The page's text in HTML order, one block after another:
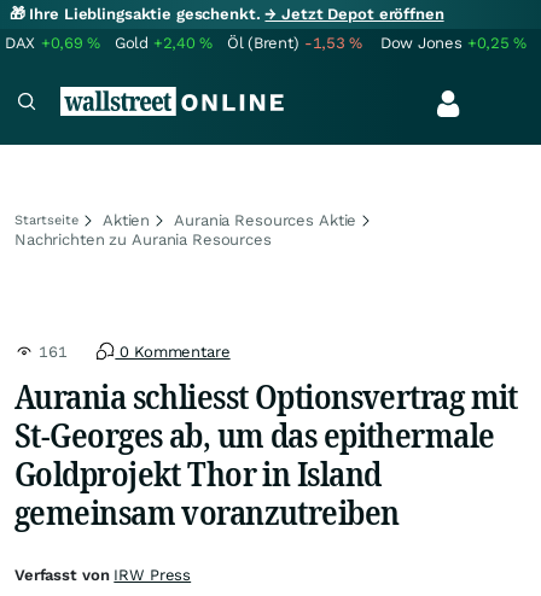
🎁 Ihre Lieblingsaktie geschenkt.→ Jetzt Depot eröffnen
DAX +0,69% Gold +2,40% Öl (Brent) -1,53% Dow Jones +0,25%
Startseite Aktien
Aurania Resources Aktie
Nachrichten zu Aurania Resources
161 0 Kommentare
Aurania schliesst Optionsvertrag mit
St-Georges ab, um das epithermale
Goldprojekt Thor in Island
gemeinsam voranzutreiben
Verfasst von IRW Press